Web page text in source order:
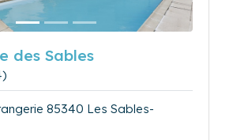
des Sables
85340 Les Sables-